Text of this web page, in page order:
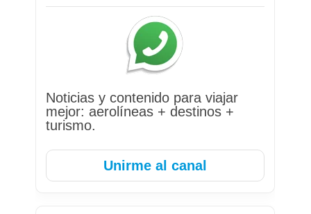
Noticias y contenido para viajar
mejor: aerolíneas + destinos +
turismo.
Unirme al canal